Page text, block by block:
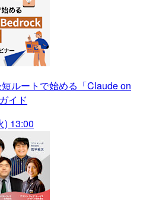
短ルートで始める「Claude on
イド
) 13:00